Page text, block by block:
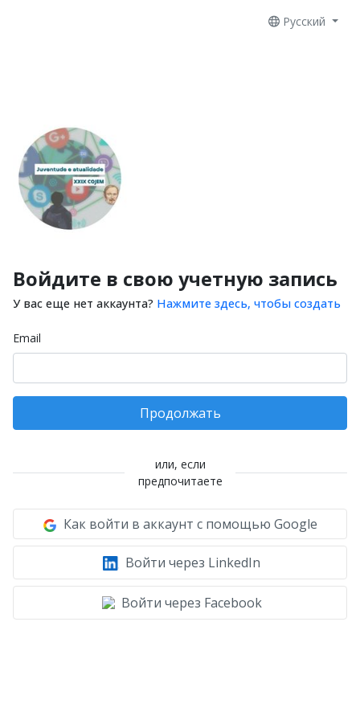
Русский
Войдите в свою учетную запись
У вас еще нет аккаунта? Нажмите здесь, чтобы создать
Email
Продолжать
или, если
предпочитаете
Как войти в аккаунт с помощью Google
Войти через LinkedIn
Войти через Facebook